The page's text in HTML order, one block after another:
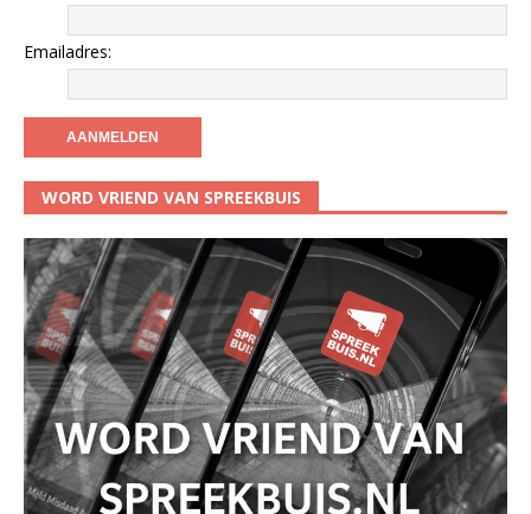
Emailadres:
WORD VRIEND VAN SPREEKBUIS